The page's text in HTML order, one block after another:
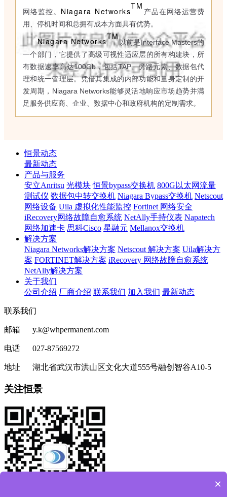
网络监控。 Niagara Networks
TM
产品在网络运营费
用、停机时间和总拥有成本方面具有优势。
Niagara Networks
TM
以前是Interface Masters的
一个部门，它提供了高级可视性适应层的所有构建块，所
有数据速率高达100Gb，包括TAP、旁路元素、数据包代
理和统一管理层。凭借其集成的内部功能和量身定制的开
发周期，Niagara Networks能够灵活地响应市场趋势并满
足服务供应商、企业、数据中心和政府机构的定制需求。
恒景动态
最新动态
产品与服务
安立Anritsu 光模块 恒景bypass交换机 800G以太网流量
测试仪 数据包中转交换机 Niagara Bypass交换机 Netscout
网络设备 Uila 虚拟化性能监控 Fortinet 网络安全
iRecovery网络故障自愈系统 NetAlly手持仪表 Napatech
网络加速卡 思科Cisco 星融元 Mellanox交换机
解决方案
Niagara Networks解决方案 Netscout 解决方案 Uila解决方
案 FORTINET解决方案 iRecovery 网络故障自愈系统
NetAlly解决方案
关于我们
公司介绍 厂商介绍 联系我们 加入我们 最新动态
联系我们
邮箱 y.k@whpermanent.com
电话 027-87569272
地址 湖北省武汉市洪山区文化大道555号融创智谷A10-5
关注恒景
×